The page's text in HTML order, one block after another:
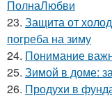
ПолнаЛюбви
23. Защита от
погреба на зиму
24. Понимание
25. Зимой в доме:
26. Продухи в